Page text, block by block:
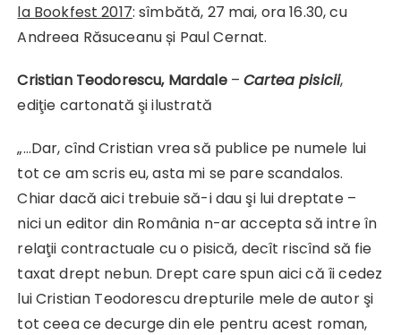
la Bookfest 2017: sîmbătă, 27 mai, ora 16.30, cu
Andreea Răsuceanu și Paul Cernat.
Cristian Teodorescu, Mardale–Cartea pisicii,
ediţie cartonată şi ilustrată
„…Dar, cînd Cristian vrea să publice pe numele lui
tot ce am scris eu, asta mi se pare scandalos.
Chiar dacă aici trebuie să-i dau şi lui dreptate –
nici un editor din România n-ar accepta să intre în
relaţii contractuale cu o pisică, decît riscînd să fie
taxat drept nebun. Drept care spun aici că îi cedez
lui Cristian Teodorescu drepturile mele de autor şi
tot ceea ce decurge din ele pentru acest roman,